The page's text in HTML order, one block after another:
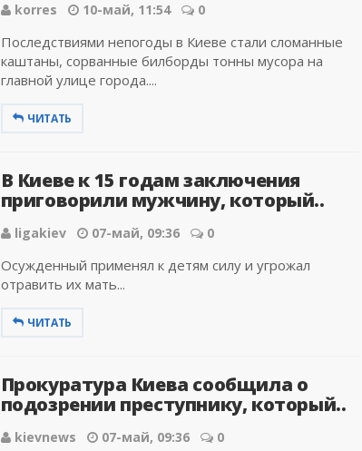
korres 10-май, 11:54 0
Последствиями непогоды в Киеве стали сломанные
каштаны, сорванные билборды тонны мусора на
главной улице города....
ЧИТАТЬ
В Киеве к 15 годам заключения
приговорили мужчину, который..
ligakiev 07-май, 09:36 0
Осужденный применял к детям силу и угрожал
отравить их мать...
ЧИТАТЬ
Прокуратура Киева сообщила о
подозрении преступнику, который..
kievnews 07-май, 09:36 0